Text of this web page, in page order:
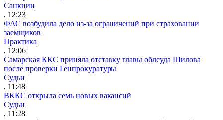
Санкции
, 12:23
ФАС возбудила дело из-за ограничений при страховании
заемщиков
Практика
, 12:06
Самарская ККС приняла отставку главы облсуда Шилова
после проверки Генпрокуратуры
Судьи
, 11:48
ВККС открыла семь новых вакансий
Судьи
, 11:28